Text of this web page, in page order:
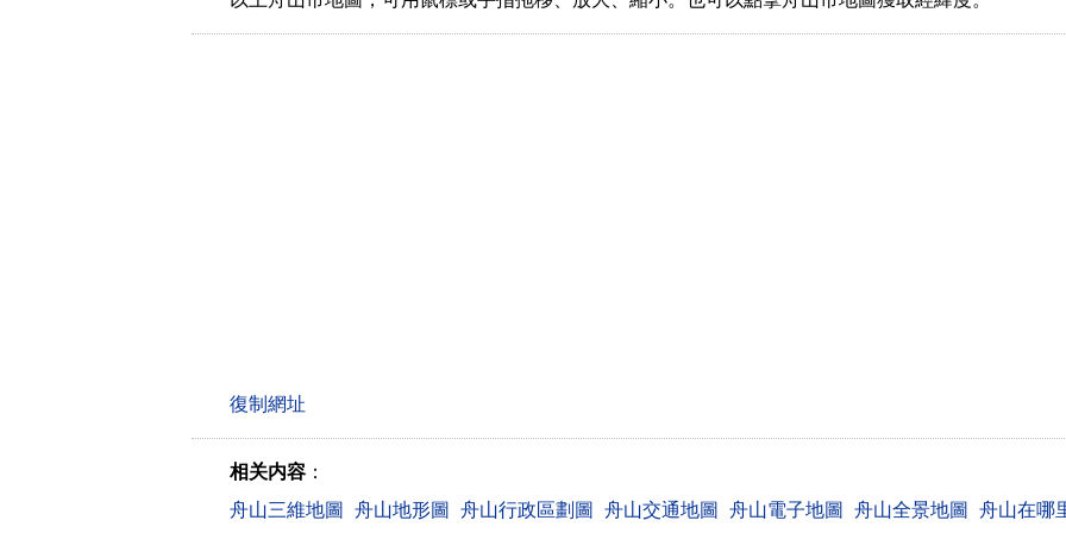
相关内容 ：
舟山三維地圖
舟山地形圖 舟山行政區劃圖 舟山交通地圖 舟山電子地圖 舟山全景地圖 舟山在哪